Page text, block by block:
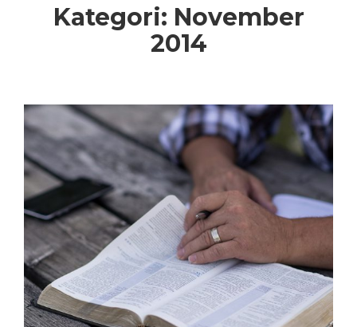
Kategori: November
2014